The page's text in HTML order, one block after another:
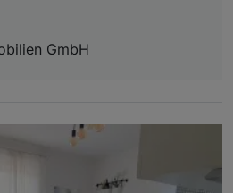
GmbH